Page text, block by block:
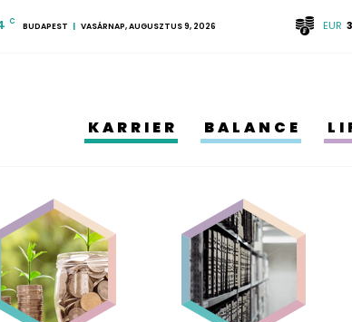
C BUDAPEST VASÁRNAP, AUGUSZTUS 9, 2026 EUR
KARRIER BALANCE